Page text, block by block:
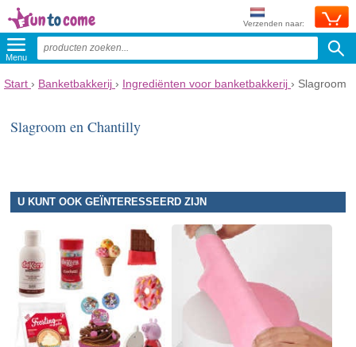
Verzenden naar:
Menu
Start › Banketbakkerij › Ingrediënten voor banketbakkerij › Slagroom
Slagroom en Chantilly
U KUNT OOK GEÏNTERESSEERD ZIJN